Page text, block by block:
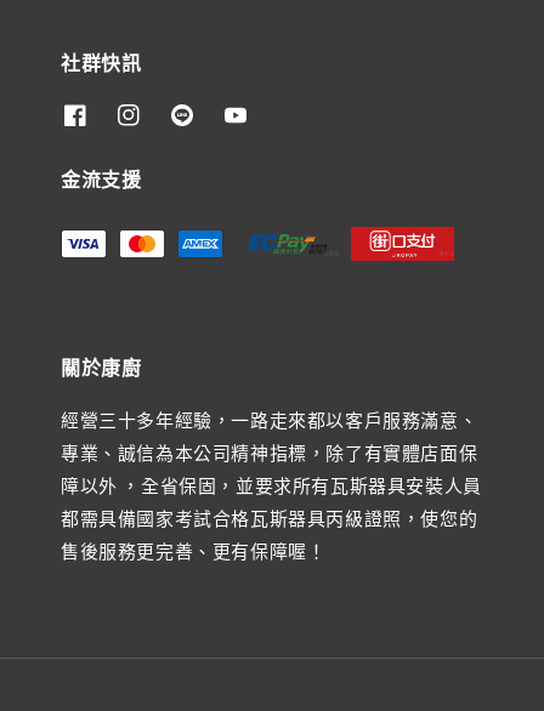
社群快訊
金流支援
關於康廚
經營三十多年經驗，一路走來都以客戶服務滿意、
專業、誠信為本公司精神指標，除了有實體店面保
障以外 ，全省保固，並要求所有瓦斯器具安裝人員
都需具備國家考試合格瓦斯器具丙級證照，使您的
售後服務更完善、更有保障喔！